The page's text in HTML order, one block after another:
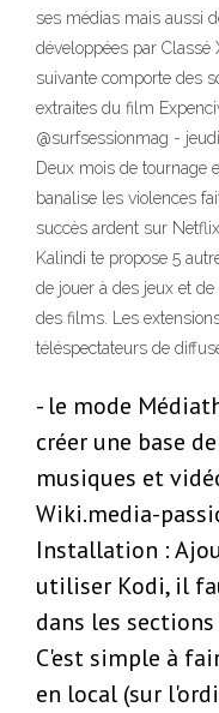
ses médias mais aussi
développées par Classé
suivante comporte des
extraites du film
@surfsessionmag -
Deux mois de tournage
banalise les violences
succès ardent sur
Kalindi te propose 5
de jouer à des jeux et
des films. Les
téléspectateurs de
- le mode
créer une base
musiques et
Wiki.media-
Installation :
utiliser Kodi, il
dans les
C'est simple à
en local (sur